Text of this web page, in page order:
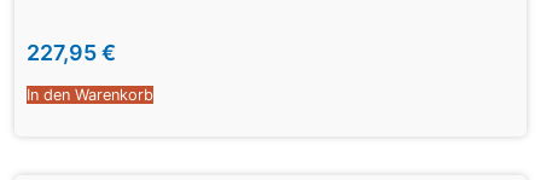
227,95€
In den Warenkorb